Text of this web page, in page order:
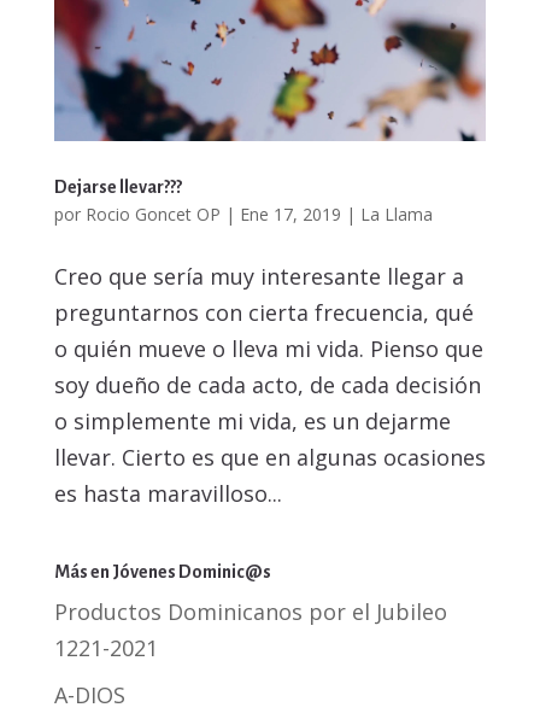
Dejarse llevar???
por Rocio Goncet OP | Ene 17, 2019 | La Llama
Creo que sería muy interesante llegar a
preguntarnos con cierta frecuencia, qué
o quién mueve o lleva mi vida. Pienso que
soy dueño de cada acto, de cada decisión
o simplemente mi vida, es un dejarme
llevar. Cierto es que en algunas ocasiones
es hasta maravilloso...
Más en Jóvenes Dominic@s
Productos Dominicanos por el Jubileo
1221-2021
A-DIOS